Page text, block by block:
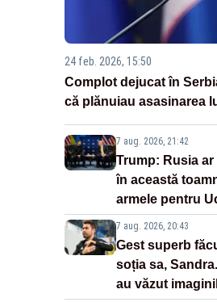
24 feb. 2026, 15:50
Complot dejucat în
că plănuiau asasinarea
7 aug. 2026, 21:42
Trump: Rusia
în această
armele pentru
7 aug. 2026, 20:43
Gest superb
soția sa,
au văzut